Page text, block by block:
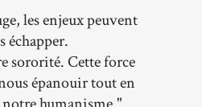
les enjeux peuvent
échapper.
sororité. Cette force
épanouir tout en